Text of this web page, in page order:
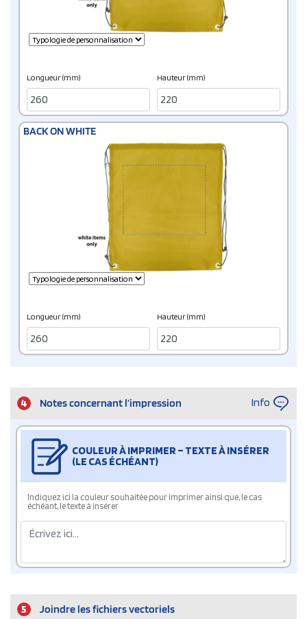
Longueur (mm) Hauteur (mm)
BACK ON WHITE
Longueur (mm) Hauteur (mm)
4 Notes concernant l’impression Info
COULEUR À IMPRIMER – TEXTE À INSÉRER
(LE CAS ÉCHÉANT)
Indiquez ici la couleur souhaitée pour imprimer ainsi que, le cas
échéant, le texte à insérer
5 Joindre les fichiers vectoriels